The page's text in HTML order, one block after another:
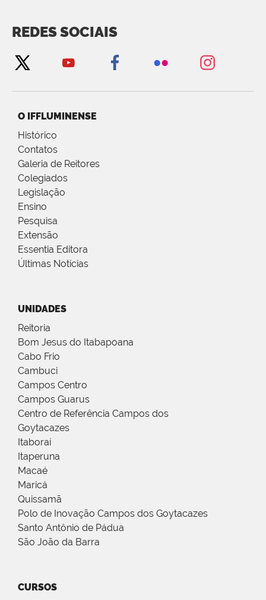
REDES SOCIAIS
O IFFLUMINENSE
Histórico
Contatos
Galeria de Reitores
Colegiados
Legislação
Ensino
Pesquisa
Extensão
Essentia Editora
Últimas Notícias
UNIDADES
Reitoria
Bom Jesus do Itabapoana
Cabo Frio
Cambuci
Campos Centro
Campos Guarus
Centro de Referência Campos dos
Goytacazes
Itaboraí
Itaperuna
Macaé
Maricá
Quissamã
Polo de Inovação Campos dos Goytacazes
Santo Antônio de Pádua
São João da Barra
CURSOS